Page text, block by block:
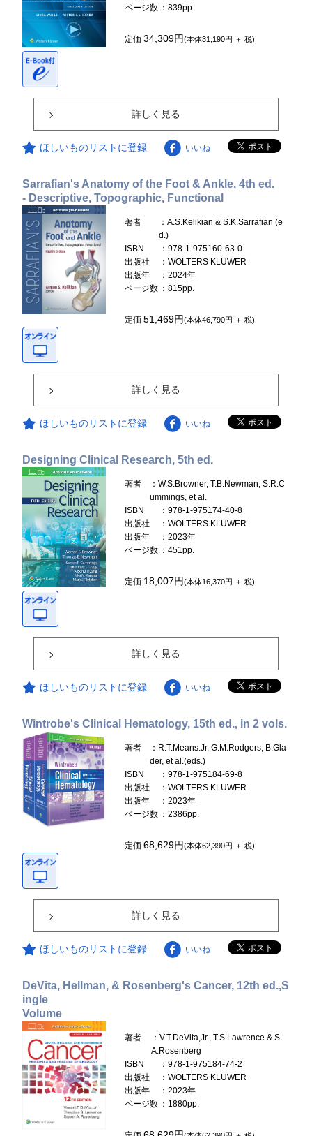
ページ数 ：839pp.
定価34,309円(本体31,190円 ＋ 税)
詳しく見る
ほしいものリストに登録 いいね
Sarrafian's Anatomy of the Foot & Ankle, 4th ed.
- Descriptive, Topographic, Functional
著者
：A.S.Kelikian & S.K.Sarrafian (e
d.)
ISBN
：978-1-975160-63-0
出版社
：WOLTERS KLUWER
出版年
：2024年
ページ数 ：815pp.
定価51,469円(本体46,790円 ＋ 税)
詳しく見る
ほしいものリストに登録 いいね
Designing Clinical Research, 5th ed.
著者
：W.S.Browner, T.B.Newman, S.R.C
ummings, et al.
ISBN
：978-1-975174-40-8
出版社
：WOLTERS KLUWER
出版年
：2023年
ページ数 ：451pp.
定価 18,007円(本体16,370円 ＋ 税)
詳しく見る
ほしいものリストに登録 いいね
Wintrobe's Clinical Hematology, 15th ed., in 2 vols.
著者
：R.T.Means.Jr, G.M.Rodgers, B.Gla
der, et al.(eds.)
ISBN
：978-1-975184-69-8
出版社
：WOLTERS KLUWER
出版年
：2023年
ページ数 ：2386pp.
定価68,629円(本体62,390円 ＋ 税)
詳しく見る
ほしいものリストに登録 いいね
DeVita, Hellman, & Rosenberg's Cancer, 12th ed.,S
ingle
Volume
著者
：V.T.DeVita,Jr., T.S.Lawrence & S.
A.Rosenberg
ISBN
：978-1-975184-74-2
出版社
：WOLTERS KLUWER
出版年
：2023年
ページ数 ：1880pp.